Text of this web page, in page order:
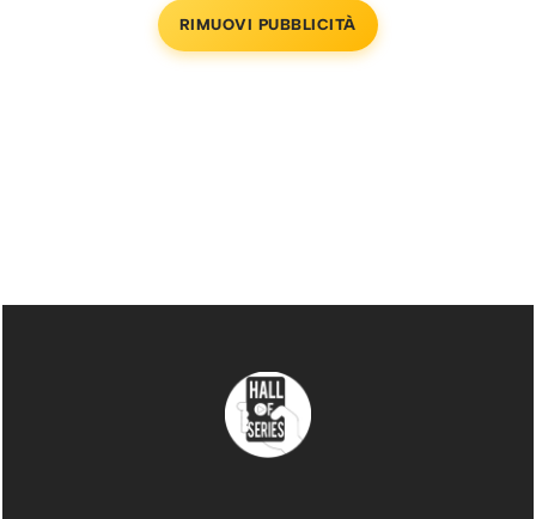
RIMUOVI PUBBLICITÀ